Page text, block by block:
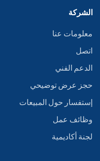
الشركة
معلومات عنا
اتصل
الدعم الفني
حجز عرض توضيحي
إستفسار حول المبيعات
وظائف عمل
لجنة أكاديمية